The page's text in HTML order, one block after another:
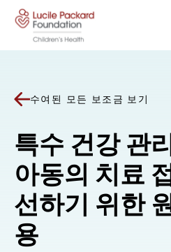
콘텐츠로 건너뛰기
수여된 모든 보조금 보기
특수 건강 관
아동의 치료
선하기 위한
용